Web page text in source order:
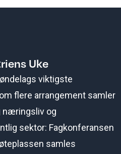
Uke
viktigste
flere arrangement samler
næringsliv og
sektor: Fagkonferansen
samles